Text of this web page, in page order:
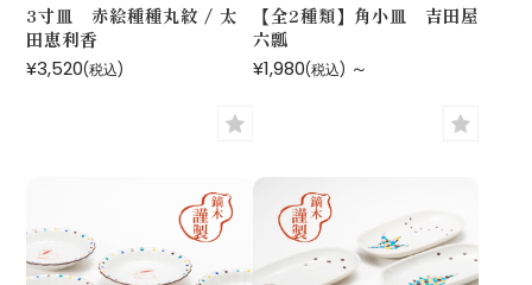
3寸皿 赤絵種種丸紋 / 太
田恵利香
¥3,520(税込)
【全2種類】角小皿 吉田屋
六瓢
¥1,980(税込) ～